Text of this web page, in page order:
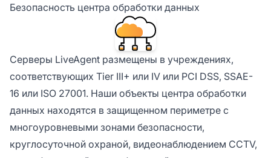
Безопасность центра обработки данных
Серверы LiveAgent размещены в учреждениях,
соответствующих Tier III+ или IV или PCI DSS, SSAE-
16 или ISO 27001. Наши объекты центра обработки
данных находятся в защищенном периметре с
многоуровневыми зонами безопасности,
круглосуточной охраной, видеонаблюдением CCTV,